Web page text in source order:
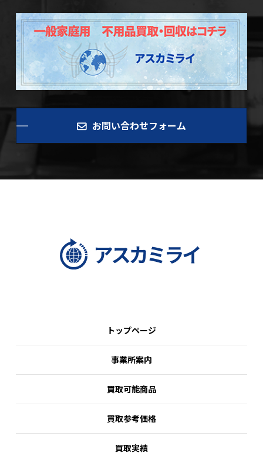
お問い合わせフォーム
トップページ
事業所案内
買取可能商品
買取参考価格
買取実績